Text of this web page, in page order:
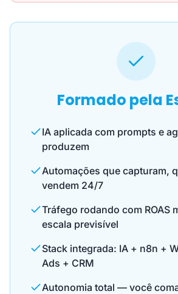
Formado pela
IA aplicada com prompts e
produzem
Automações que capturam,
vendem 24/7
Tráfego rodando com ROAS
escala previsível
Stack integrada: IA + n8n +
Ads + CRM
Autonomia total — você